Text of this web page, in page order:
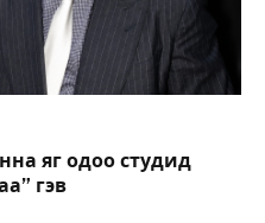
яг одоо студид
гэв